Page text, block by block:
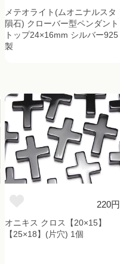
メテオライト(ムオニナルスタ
隕石) クローバー型ペンダント
トップ24×16mm シルバー925
製
220円
オニキス クロス【20×15】
【25×18】(片穴) 1個